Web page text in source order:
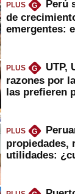
PLUS G
Perú
de
emergentes:
PLUS G
UTP,
razones por
las prefieren
PLUS G
propiedades,
utilidades: